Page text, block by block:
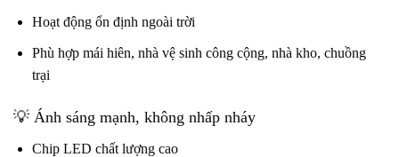
Hoạt động ổn định ngoài trời
Phù hợp mái hiên, nhà vệ sinh công cộng, nhà kho, chuồng
trại
💡 Ánh sáng mạnh, không nhấp nháy
Chip LED chất lượng cao